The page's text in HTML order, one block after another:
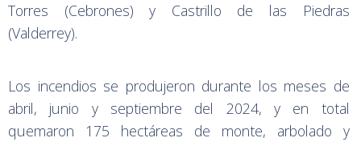
Torres (Cebrones) y Castrillo de las Piedras
(Valderrey).
Los incendios se produjeron durante los meses de
abril, junio y septiembre del 2024, y en total
quemaron 175 hectáreas de monte, arbolado y